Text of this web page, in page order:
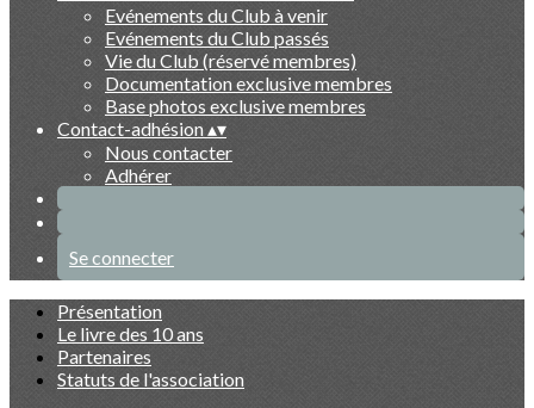
Evénements du Club à venir
Evénements du Club passés
Vie du Club (réservé membres)
Documentation exclusive membres
Base photos exclusive membres
Contact-adhésion▴▾
Nous contacter
Adhérer
Se connecter
Présentation
Le livre des 10 ans
Partenaires
Statuts de l'association